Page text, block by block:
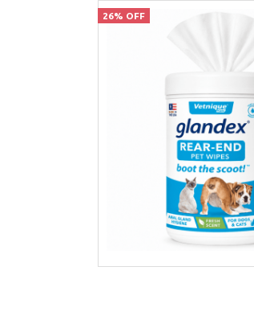
26% OFF